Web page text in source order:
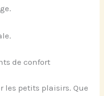
de confort
les petits plaisirs. Que